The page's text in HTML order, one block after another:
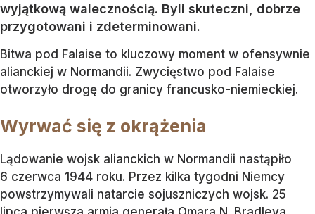
wyjątkową walecznością. Byli skuteczni, dobrze
przygotowani i zdeterminowani.
Bitwa pod Falaise to kluczowy moment w ofensywnie
alianckiej w Normandii. Zwycięstwo pod Falaise
otworzyło drogę do granicy francusko-niemieckiej.
Wyrwać się z okrążenia
Lądowanie wojsk alianckich w Normandii nastąpiło
6 czerwca 1944 roku. Przez kilka tygodni Niemcy
powstrzymywali natarcie sojuszniczych wojsk. 25